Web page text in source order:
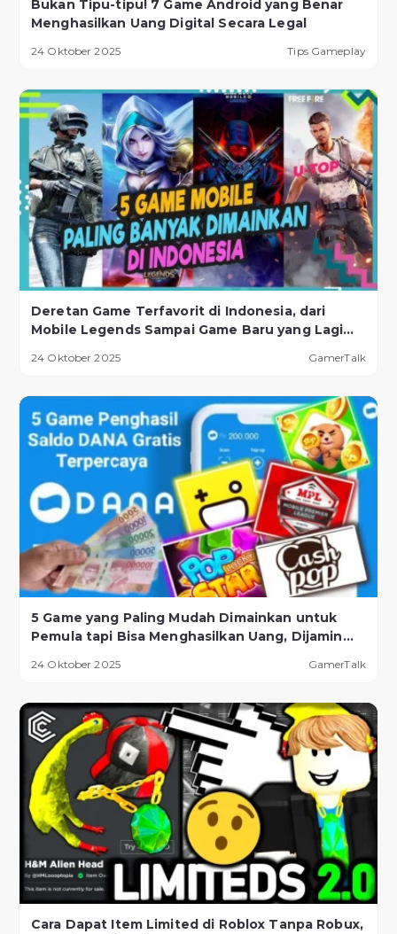
Bukan Tipu-tipu! 7 Game Android yang Benar
Menghasilkan Uang Digital Secara Legal
24 Oktober 2025 Tips Gameplay
Deretan Game Terfavorit di Indonesia, dari
Mobile Legends Sampai Game Baru yang Lagi
24 Oktober 2025 GamerTalk
5 Game yang Paling Mudah Dimainkan untuk
Pemula tapi Bisa Menghasilkan Uang, Dijamin
24 Oktober 2025 GamerTalk
Cara Dapat Item Limited di Roblox Tanpa Robux,